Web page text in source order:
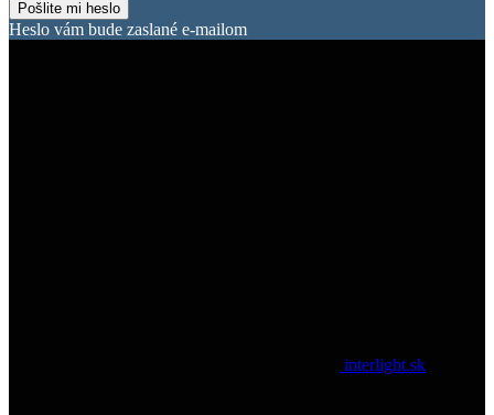
Heslo vám bude zaslané e-mailom
interlight.sk